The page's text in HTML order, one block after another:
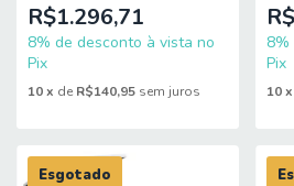
R$1.296,71
8% de desconto à vista no
Pix
10x de R$140,95 sem juros
Pix
10 x
Esgotado